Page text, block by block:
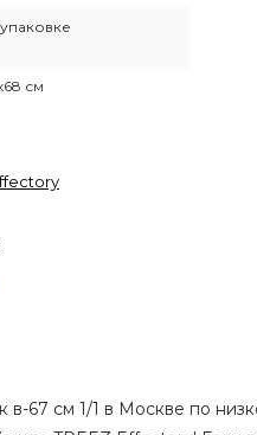
см
67 см 1/1 в Москве по